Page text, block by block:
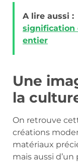
A lire aussi :
signification
entier
Une
la
On retrouve
créations
matériaux
mais aussi